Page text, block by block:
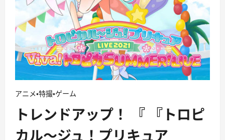
アニメ・特撮・ゲーム
トレンドアップ！ 『 『トロピ
カル〜ジュ！プリキュア